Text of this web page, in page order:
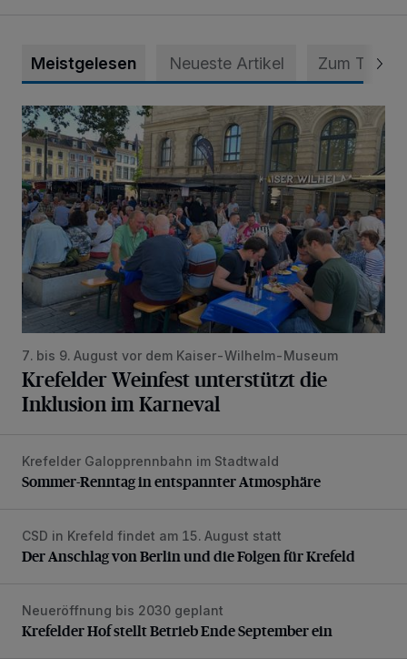
Meistgelesen Neueste Artikel Zum Thema
Krefelder Weinfest unterstützt die Inklusion im Karneval
7. bis 9. August vor dem Kaiser-Wilhelm-Museum
Krefelder Weinfest unterstützt die
Inklusion im Karneval
Sommer-Renntag in entspannter Atmosphäre
Krefelder Galopprennbahn im Stadtwald
Sommer-Renntag in entspannter Atmosphäre
Der Anschlag von Berlin und die Folgen für Krefeld
CSD in Krefeld findet am 15. August statt
Der Anschlag von Berlin und die Folgen für Krefeld
Krefelder Hof stellt Betrieb Ende September ein
Neueröffnung bis 2030 geplant
Krefelder Hof stellt Betrieb Ende September ein